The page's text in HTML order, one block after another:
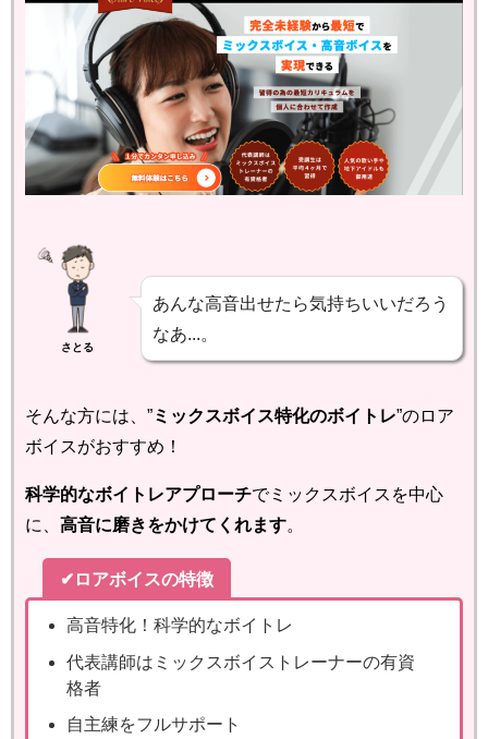
さとる
あんな高音出せたら気持ちいいだろう
なあ...。
そんな方には、” ミックスボイス特化のボイトレ”のロア
ボイスがおすすめ！
科学的なボイトレアプローチでミックスボイスを中心
に、 高音に磨きをかけてくれます
✔ロアボイスの特徴
高音特化！科学的なボイトレ
代表講師はミックスボイストレーナーの有資
格者
自主練をフルサポート